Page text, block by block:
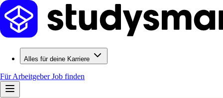
Alles für deine Karriere
Für ArbeitgeberJob finden